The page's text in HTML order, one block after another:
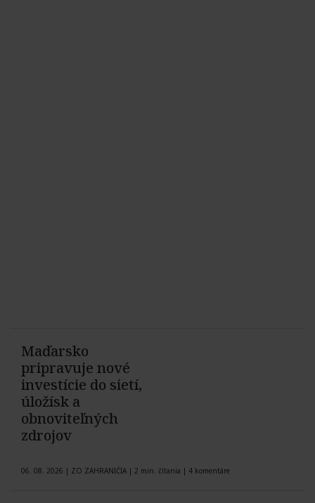
Maďarsko
pripravuje nové
investície do sietí,
úložísk a
obnoviteľných
zdrojov
06. 08. 2026 | ZO ZAHRANIČIA | 2 min. čítania | 4 komentáre